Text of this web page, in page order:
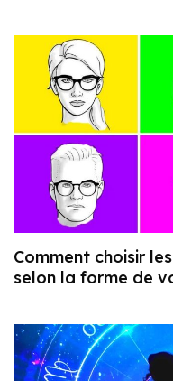
Comment choisir
selon la forme de